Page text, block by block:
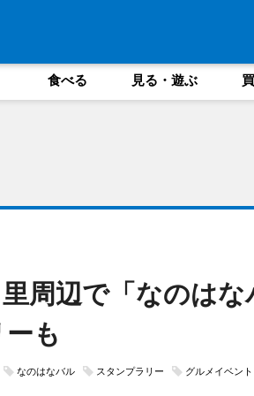
食べる 見る・遊ぶ
周辺で「なのは
も
なのはなバル スタンプラリー グルメイベント